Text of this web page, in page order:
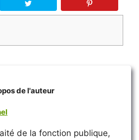
de l'auteur
de la fonction publique,